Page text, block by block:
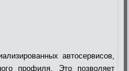
автосервисов,
профиля. Это позволяет